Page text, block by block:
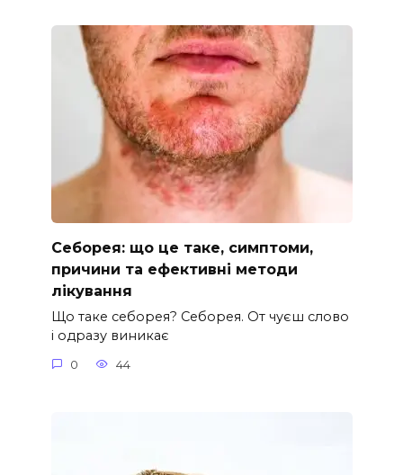
Себорея: що це таке, симптоми,
причини та ефективні методи
лікування
Що таке себорея? Себорея. От чуєш слово
і одразу виникає
0 44